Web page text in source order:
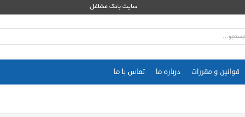
سایت بانک مشاغل
قوانین و مقررات درباره ما تماس با ما